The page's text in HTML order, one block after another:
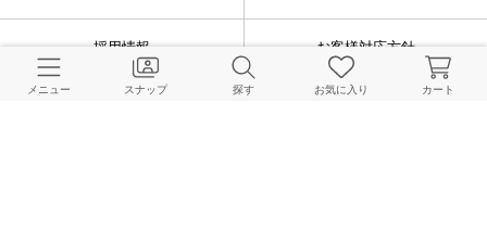
採用情報 お客様対応方針
メニュー スナップ 探す お気に入り カート